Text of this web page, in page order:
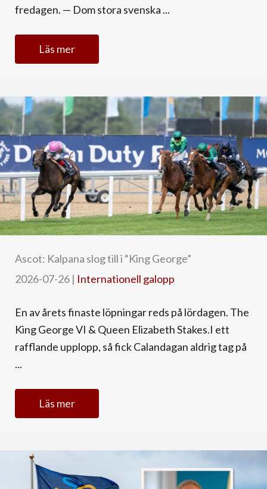
fredagen. — Dom stora svenska ...
Läs mer
Ascot: Kalpana slog till i “King George”
2026-07-26 | Internationell galopp
En av årets finaste löpningar reds på lördagen. The
King George VI & Queen Elizabeth Stakes.I ett
rafflande upplopp, så fick Calandagan aldrig tag på
...
Läs mer